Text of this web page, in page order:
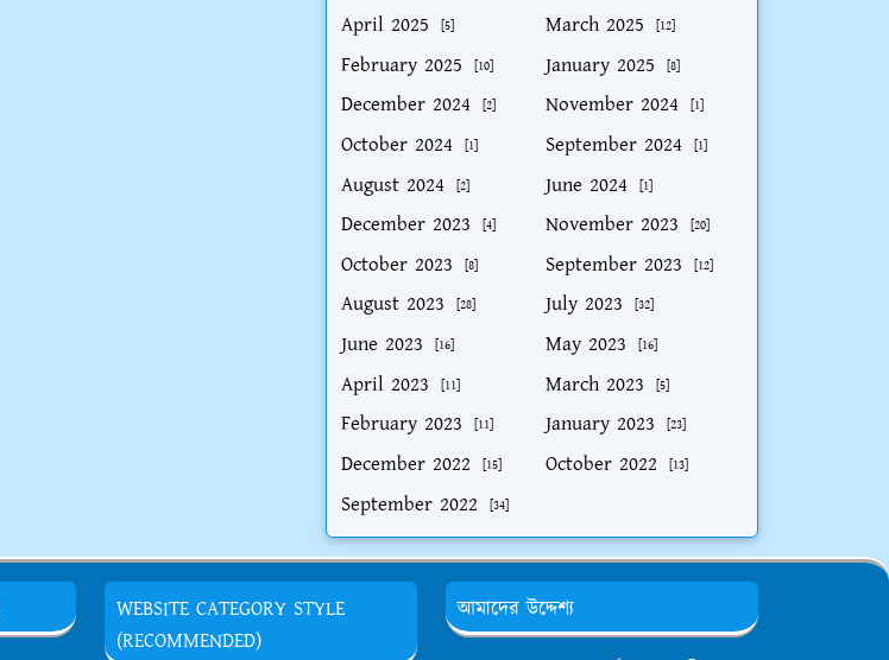
April 2025 [5] March 2025 [12]
February 2025 [10] January 2025 [8]
December 2024 [2] November 2024 [1]
October 2024 [1] September 2024 [1]
August 2024 [2] June 2024 [1]
December 2023 [4] November 2023 [20]
October 2023 [8] September 2023 [12]
August 2023 [28] July 2023 [32]
June 2023 [16] May 2023 [16]
April 2023 [11] March 2023 [5]
February 2023 [11] January 2023 [23]
December 2022 [15] October 2022 [13]
September 2022 [34]
WEBSITE CATEGORY STYLE
(RECOMMENDED)
আমাদের উদ্দেশ্য